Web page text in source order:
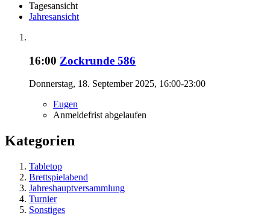
Tagesansicht
Jahresansicht
16:00 Zockrunde 586
Donnerstag, 18. September 2025, 16:00-23:00
Eugen
Anmeldefrist abgelaufen
Kategorien
Tabletop
Brettspielabend
Jahreshauptversammlung
Turnier
Sonstiges